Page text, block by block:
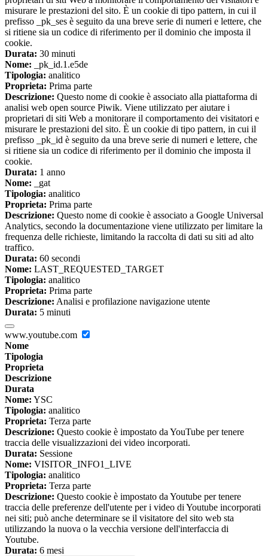
misurare le prestazioni del sito. È un cookie di tipo pattern, in cui il
prefisso _pk_ses è seguito da una breve serie di numeri e lettere, che
si ritiene sia un codice di riferimento per il dominio che imposta il
cookie.
Durata: 30 minuti
Nome: _pk_id.1.e5de
Tipologia: analitico
Proprieta: Prima parte
Descrizione: Questo nome di cookie è associato alla piattaforma di
analisi web open source Piwik. Viene utilizzato per aiutare i
proprietari di siti Web a monitorare il comportamento dei visitatori e
misurare le prestazioni del sito. È un cookie di tipo pattern, in cui il
prefisso _pk_id è seguito da una breve serie di numeri e lettere, che
si ritiene sia un codice di riferimento per il dominio che imposta il
cookie.
Durata: 1 anno
Nome: _gat
Tipologia: analitico
Proprieta: Prima parte
Descrizione: Questo nome di cookie è associato a Google Universal
Analytics, secondo la documentazione viene utilizzato per limitare la
frequenza delle richieste, limitando la raccolta di dati su siti ad alto
traffico.
Durata: 60 secondi
Nome: LAST_REQUESTED_TARGET
Tipologia: analitico
Proprieta: Prima parte
Descrizione: Analisi e profilazione navigazione utente
Durata: 5 minuti
www.youtube.com
Nome
Tipologia
Proprieta
Descrizione
Durata
Nome: YSC
Tipologia: analitico
Proprieta: Terza parte
Descrizione: Questo cookie è impostato da YouTube per tenere
traccia delle visualizzazioni dei video incorporati.
Durata: Sessione
Nome: VISITOR_INFO1_LIVE
Tipologia: analitico
Proprieta: Terza parte
Descrizione: Questo cookie è impostato da Youtube per tenere
traccia delle preferenze dell'utente per i video di Youtube incorporati
nei siti; può anche determinare se il visitatore del sito web sta
utilizzando la nuova o la vecchia versione dell'interfaccia di
Youtube.
Durata: 6 mesi